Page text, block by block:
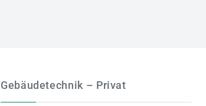
Gebäudetechnik – Privat